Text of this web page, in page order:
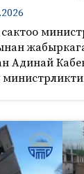
Адинай